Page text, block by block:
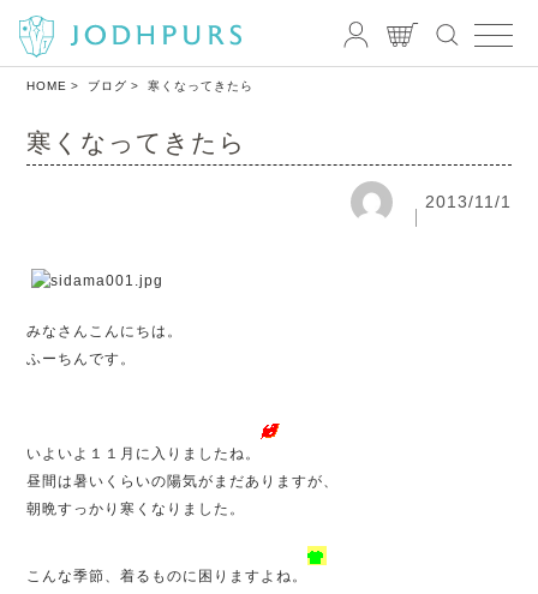
HOME ブログ 寒くなってきたら
寒くなってきたら
2013/11/1
みなさんこんにちは。
ふーちんです。
いよいよ１１月に入りましたね。
昼間は暑いくらいの陽気がまだありますが、
朝晩すっかり寒くなりました。
こんな季節、着るものに困りますよね。